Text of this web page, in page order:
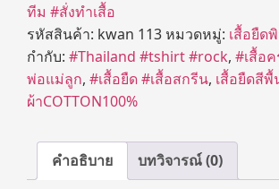
ทีม #สั่งทำเสื้อ
รหัสสินค้า: kwan 113หมวดหมู่: เสื้อยืด
กำกับ: #Thailand #tshirt #rock, #เสื้อ
พ่อแม่ลูก, #เสื้อยืด #เสื้อสกรีน, เสื้อยืดสีพื้
ผ้าCOTTON100%
คำอธิบาย บทวิจารณ์ (0)